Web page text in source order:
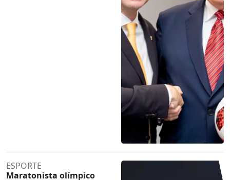
ESPORTE
Maratonista olímpico